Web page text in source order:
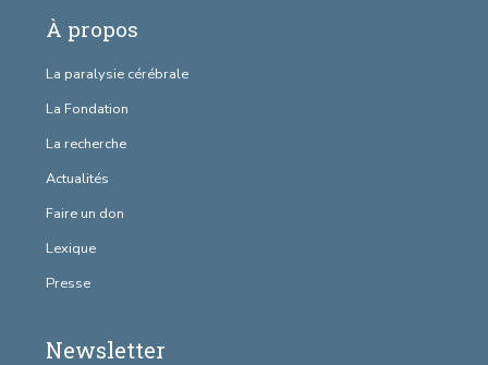
À propos
La paralysie cérébrale
La Fondation
La recherche
Actualités
Faire un don
Lexique
Presse
Newsletter